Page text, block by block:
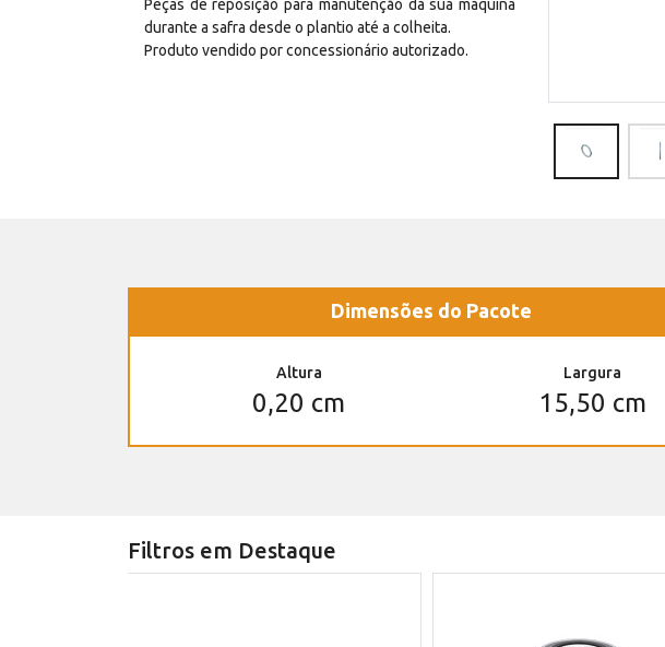
Peças de reposição para manutenção dá sua máquina
durante a safra desde o plantio até a colheita.
Produto vendido por concessionário autorizado.
Dimensões do Pacote
Altura
0,20 cm
Largura
15,50 cm
Filtros em Destaque